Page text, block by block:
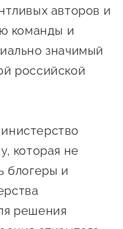
и
авторов и
команды и
значимый
российской
которая не
блогеры и
решения